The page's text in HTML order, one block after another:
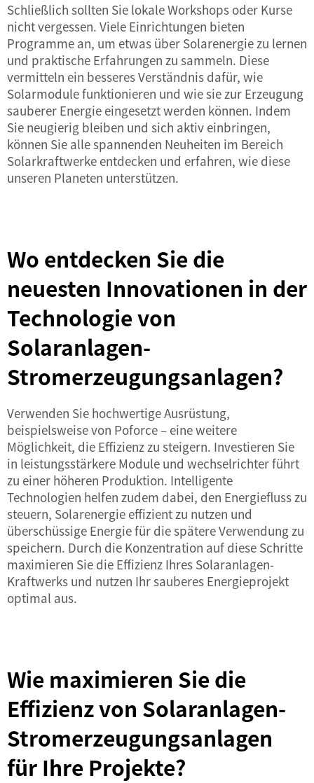
Schließlich sollten Sie lokale Workshops oder Kurse
nicht vergessen. Viele Einrichtungen bieten
Programme an, um etwas über Solarenergie zu lernen
und praktische Erfahrungen zu sammeln. Diese
vermitteln ein besseres Verständnis dafür, wie
Solarmodule funktionieren und wie sie zur Erzeugung
sauberer Energie eingesetzt werden können. Indem
Sie neugierig bleiben und sich aktiv einbringen,
können Sie alle spannenden Neuheiten im Bereich
Solarkraftwerke entdecken und erfahren, wie diese
unseren Planeten unterstützen.
Wo entdecken Sie die
neuesten Innovationen in der
Technologie von
Solaranlagen-
Stromerzeugungsanlagen?
Verwenden Sie hochwertige Ausrüstung,
beispielsweise von Poforce – eine weitere
Möglichkeit, die Effizienz zu steigern. Investieren Sie
in leistungsstärkere Module und wechselrichterführt
zu einer höheren Produktion. Intelligente
Technologien helfen zudem dabei, den Energiefluss zu
steuern, Solarenergie effizient zu nutzen und
überschüssige Energie für die spätere Verwendung zu
speichern. Durch die Konzentration auf diese Schritte
maximieren Sie die Effizienz Ihres Solaranlagen-
Kraftwerks und nutzen Ihr sauberes Energieprojekt
optimal aus.
Wie maximieren Sie die
Effizienz von Solaranlagen-
Stromerzeugungsanlagen
für Ihre Projekte?